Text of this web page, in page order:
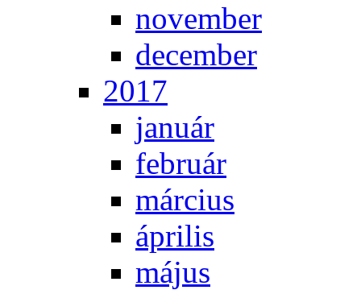
no­vem­ber
de­cem­ber
2017
ja­nu­ár
feb­ru­ár
már­ci­us
áp­ri­lis
má­jus